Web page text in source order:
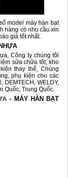
model máy hàn bạt
hàng có nhu cầu xin
giá tốt nhất.
Công ty chúng tôi
sửa chữa tốt, kho
thay thế, Chúng
phụ kiện cho các
DEMTECH, WELDY,
Quốc, Trung Quốc.
- MÁY HÀN BẠT